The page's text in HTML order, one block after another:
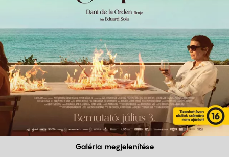
Galéria megjelenítése